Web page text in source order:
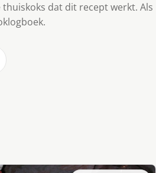
dat dit recept werkt. Als